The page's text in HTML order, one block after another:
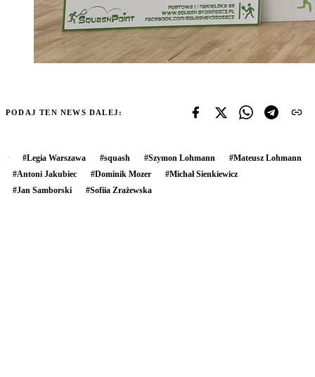
PODAJ TEN NEWS DALEJ:
#Legia Warszawa #squash #Szymon Lohmann #Mateusz Lohmann
#Antoni Jakubiec #Dominik Mozer #Michał Sienkiewicz
#Jan Samborski #Sofiia Zrażewska